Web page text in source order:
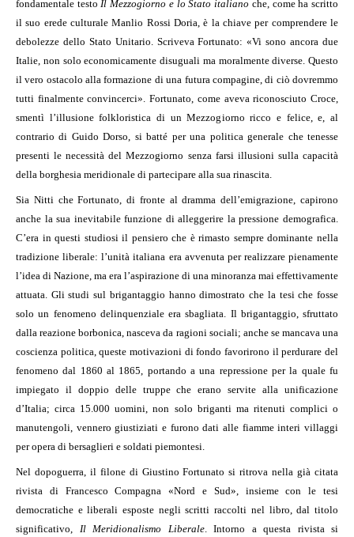
fondamentale testo Il Mezzogiorno e lo Stato italiano che, come ha scritto
il suo erede culturale Manlio Rossi Doria, è la chiave per comprendere le
debolezze dello Stato Unitario. Scriveva Fortunato: «Vi sono ancora due
Italie, non solo economicamente disuguali ma moralmente diverse. Questo
il vero ostacolo alla formazione di una futura compagine, di ciò dovremmo
tutti finalmente convincerci». Fortunato, come aveva riconosciuto Croce,
smentì l’illusione folkloristica di un Mezzogiorno ricco e felice, e, al
contrario di Guido Dorso, si batté per una politica generale che tenesse
presenti le necessità del Mezzogiorno senza farsi illusioni sulla capacità
della borghesia meridionale di partecipare alla sua rinascita.
Sia Nitti che Fortunato, di fronte al dramma dell’emigrazione, capirono
anche la sua inevitabile funzione di alleggerire la pressione demografica.
C’era in questi studiosi il pensiero che è rimasto sempre dominante nella
tradizione liberale: l’unità italiana era avvenuta per realizzare pienamente
l’idea di Nazione, ma era l’aspirazione di una minoranza mai effettivamente
attuata. Gli studi sul brigantaggio hanno dimostrato che la tesi che fosse
solo un fenomeno delinquenziale era sbagliata. Il brigantaggio, sfruttato
dalla reazione borbonica, nasceva da ragioni sociali; anche se mancava una
coscienza politica, queste motivazioni di fondo favorirono il perdurare del
fenomeno dal 1860 al 1865, portando a una repressione per la quale fu
impiegato il doppio delle truppe che erano servite alla unificazione
d’Italia; circa 15.000 uomini, non solo briganti ma ritenuti complici o
manutengoli, vennero giustiziati e furono dati alle fiamme interi villaggi
per opera di bersaglieri e soldati piemontesi.
Nel dopoguerra, il filone di Giustino Fortunato si ritrova nella già citata
rivista di Francesco Compagna «Nord e Sud», insieme con le tesi
democratiche e liberali esposte negli scritti raccolti nel libro, dal titolo
significativo, Il Meridionalismo Liberale. Intorno a questa rivista si